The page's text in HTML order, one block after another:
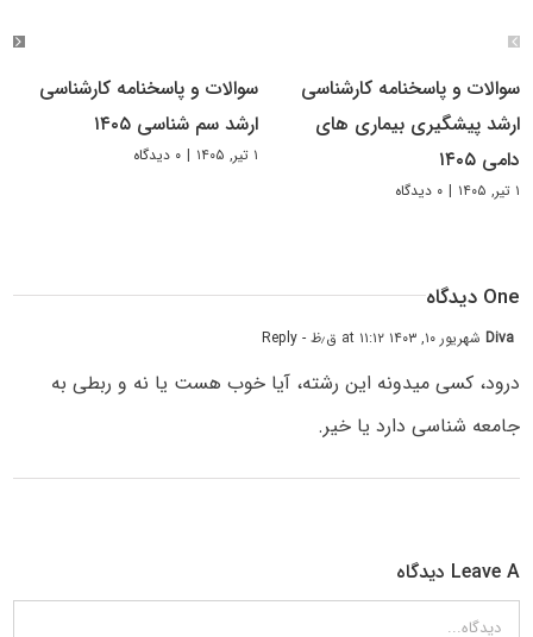
سوالات و پاسخنامه کارشناسی
ارشد پیشگیری بیماری های
دامی ۱۴۰۵
۱ تیر, ۱۴۰۵ | ۰ دیدگاه
سوالات و پاسخنامه کارشناسی
ارشد سم شناسی ۱۴۰۵
۱ تیر, ۱۴۰۵ | ۰ دیدگاه
One دیدگاه
Divaشهریور ۱۰, ۱۴۰۳ at ۱۱:۱۲ ق٫ظ - Reply
درود، کسی میدونه این رشته، آیا خوب هست یا نه و ربطی به
جامعه شناسی دارد یا خیر.
Leave A دیدگاه
دیدگاه